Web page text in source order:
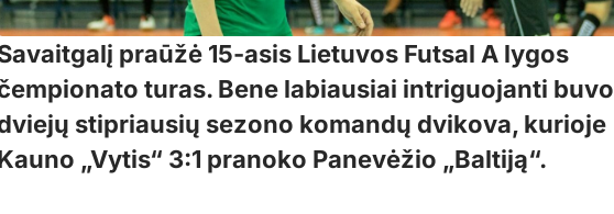
praūžė 15-asis Lietuvos Futsal A lygos
turas. Bene labiausiai intriguojanti buvo
stipriausių sezono komandų dvikova, kurioje
„Vytis“ 3:1 pranoko Panevėžio „Baltiją“.